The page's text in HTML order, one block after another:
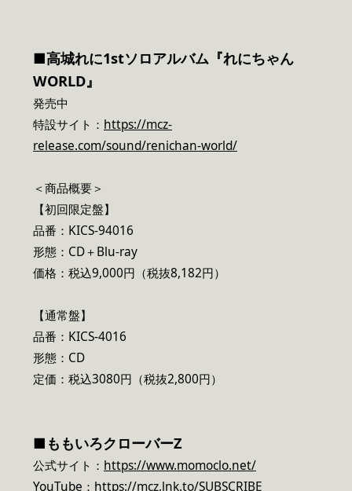
■高城れに1stソロアルバム『れにちゃん
WORLD』
発売中
特設サイト： https://mcz-
release.com/sound/renichan-world/
＜商品概要＞
【初回限定盤】
品番：KICS-94016
形態：CD＋Blu-ray
価格：税込9,000円（税抜8,182円）
【通常盤】
品番：KICS-4016
形態：CD
定価：税込3080円（税抜2,800円）
■ ももいろクローバーZ
公式サイト： https://www.momoclo.net/
YouTube： https://mcz.lnk.to/SUBSCRIBE